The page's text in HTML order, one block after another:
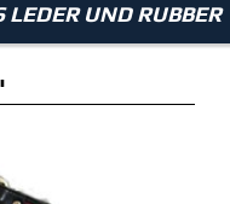
LEDER UND RUBBER